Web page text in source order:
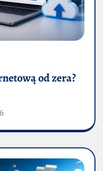
od zera?